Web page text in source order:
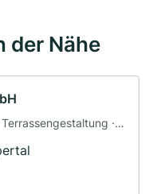
der Nähe
·